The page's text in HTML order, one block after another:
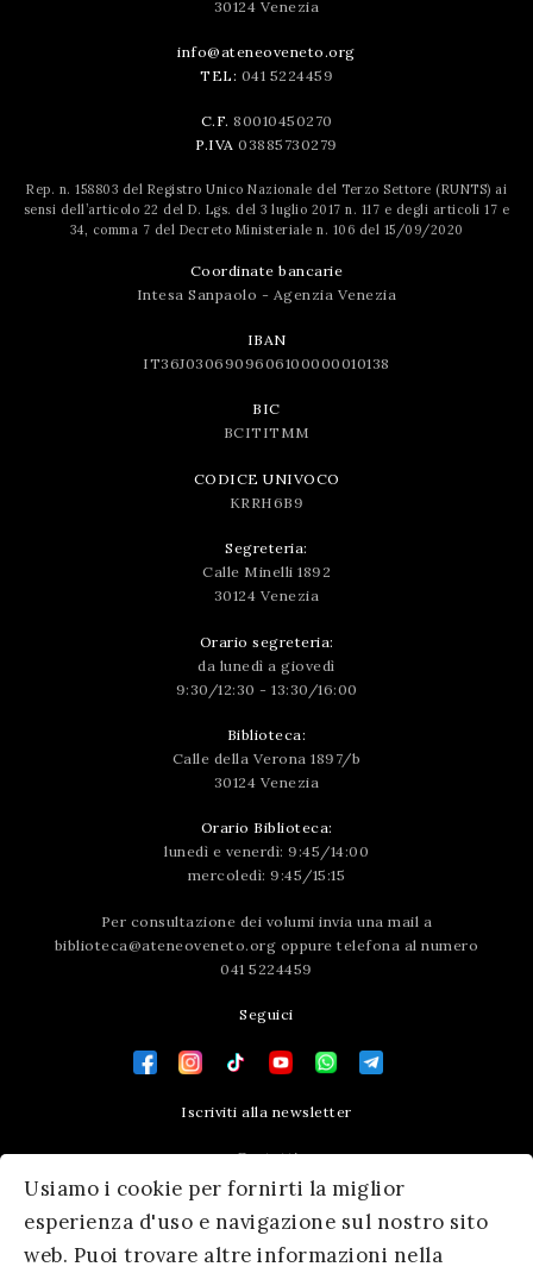
Usiamo i cookie per fornirti la miglior
esperienza d'uso e navigazione sul nostro sito
web. Puoi trovare altre informazioni nella
30124 Venezia
info@ateneoveneto.org
TEL: 041 5224459
C.F. 80010450270
P.IVA 03885730279
Rep. n. 158803 del Registro Unico Nazionale del Terzo Settore (RUNTS) ai
sensi dell’articolo 22 del D. Lgs. del 3 luglio 2017 n. 117 e degli articoli 17 e
34, comma 7 del Decreto Ministeriale n. 106 del 15/09/2020
Coordinate bancarie
Intesa Sanpaolo - Agenzia Venezia
IBAN
IT36J0306909606100000010138
BIC
BCITITMM
CODICE UNIVOCO
KRRH6B9
Segreteria:
Calle Minelli 1892
30124 Venezia
Orario segreteria:
da lunedì a giovedì
9:30/12:30 - 13:30/16:00
Biblioteca:
Calle della Verona 1897/b
30124 Venezia
Orario Biblioteca:
lunedì e venerdì: 9:45/14:00
mercoledì: 9:45/15:15
Per consultazione dei volumi invia una mail a
biblioteca@ateneoveneto.org oppure telefona al numero
041 5224459
Seguici
Iscriviti alla newsletter
Contatti